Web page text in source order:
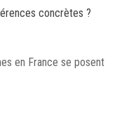
concrètes ?
en France se posent